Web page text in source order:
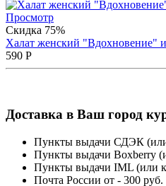
Просмотр
Скидка 75%
Халат женский "Вдохновение"
590 Р
Доставка в Ваш город
Пункты выдачи СДЭК
Пункты выдачи Boxberry
Пункты выдачи IML (или
Почта России от - 300 руб.